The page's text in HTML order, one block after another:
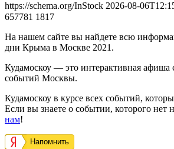
https://schema.org/InStock 2026-08-
657781 1817
На нашем сайте вы найдете всю
дни Крыма в Москве 2021.
Кудамоскоу — это интерактивная афиша
событий Москвы.
Кудамоскоу в курсе всех событий,
Если вы знаете о событии, которого нет
нам!
Напомнить